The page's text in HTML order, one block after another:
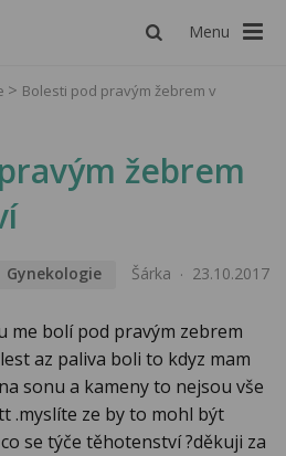
Menu
Bolesti pod pravým žebrem v
žebrem
Gynekologie Šárka 23.10.2017
me bolí pod pravým zebrem
az paliva boli to kdyz mam
sonu a kameny to nejsou vše
.myslíte ze by to mohl být
se týče těhotenství ?děkuji za